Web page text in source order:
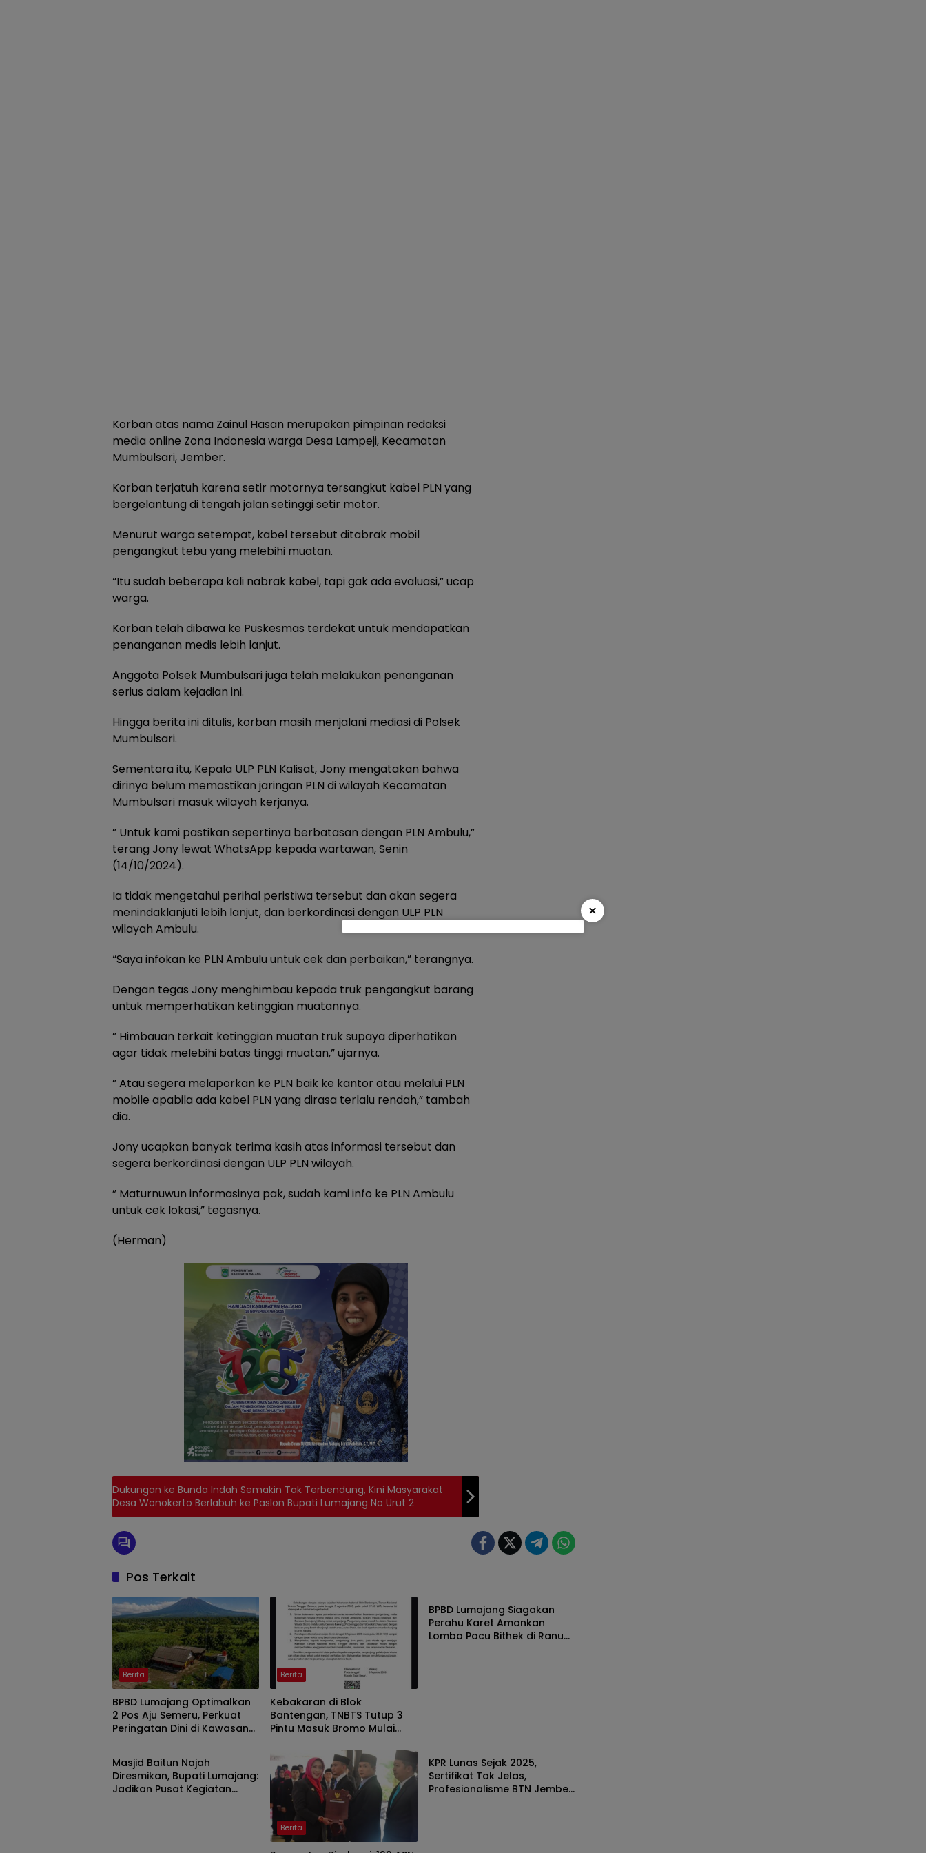
Korban atas nama Zainul Hasan merupakan pimpinan redaksi
media online Zona Indonesia warga Desa Lampeji, Kecamatan
Mumbulsari, Jember.
Korban terjatuh karena setir motornya tersangkut kabel PLN yang
bergelantung di tengah jalan setinggi setir motor.
Menurut warga setempat, kabel tersebut ditabrak mobil
pengangkut tebu yang melebihi muatan.
“Itu sudah beberapa kali nabrak kabel, tapi gak ada evaluasi,” ucap
warga.
Korban telah dibawa ke Puskesmas terdekat untuk mendapatkan
penanganan medis lebih lanjut.
Anggota Polsek Mumbulsari juga telah melakukan penanganan
serius dalam kejadian ini.
Hingga berita ini ditulis, korban masih menjalani mediasi di Polsek
Mumbulsari.
Sementara itu, Kepala ULP PLN Kalisat, Jony mengatakan bahwa
dirinya belum memastikan jaringan PLN di wilayah Kecamatan
Mumbulsari masuk wilayah kerjanya.
” Untuk kami pastikan sepertinya berbatasan dengan PLN Ambulu,”
terang Jony lewat WhatsApp kepada wartawan, Senin
(14/10/2024).
Ia tidak mengetahui perihal peristiwa tersebut dan akan segera
menindaklanjuti lebih lanjut, dan berkordinasi dengan ULP PLN
wilayah Ambulu.
“Saya infokan ke PLN Ambulu untuk cek dan perbaikan,” terangnya.
Dengan tegas Jony menghimbau kepada truk pengangkut barang
untuk memperhatikan ketinggian muatannya.
” Himbauan terkait ketinggian muatan truk supaya diperhatikan
agar tidak melebihi batas tinggi muatan,” ujarnya.
” Atau segera melaporkan ke PLN baik ke kantor atau melalui PLN
mobile apabila ada kabel PLN yang dirasa terlalu rendah,” tambah
dia.
Jony ucapkan banyak terima kasih atas informasi tersebut dan
segera berkordinasi dengan ULP PLN wilayah.
” Maturnuwun informasinya pak, sudah kami info ke PLN Ambulu
untuk cek lokasi,” tegasnya.
(Herman)
Dukungan ke Bunda Indah Semakin Tak Terbendung, Kini Masyarakat
Desa Wonokerto Berlabuh ke Paslon Bupati Lumajang No Urut 2
Pos Terkait
Berita
BPBD Lumajang Optimalkan
2 Pos Aju Semeru, Perkuat
Peringatan Dini di Kawasan
Berita
Kebakaran di Blok
Bantengan, TNBTS Tutup 3
Pintu Masuk Bromo Mulai
BPBD Lumajang Siagakan
Perahu Karet Amankan
Lomba Pacu Bithek di Ranu
Berita
Masjid Baitun Najah
Diresmikan, Bupati Lumajang:
Jadikan Pusat Kegiatan
Berita
KPR Lunas Sejak 2025,
Sertifikat Tak Jelas,
Profesionalisme BTN Jember
×